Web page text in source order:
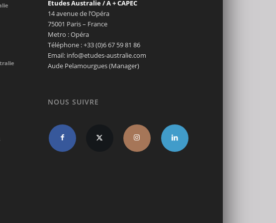
Etudes Australie / A + CAPEC
14 avenue de l’Opéra
75001 Paris – France
Metro : Opéra
Téléphone : +33 (0)6 67 59 81 86
Email: info@etudes-australie.com
Aude Pelamourgues (Manager)
NOUS SUIVRE